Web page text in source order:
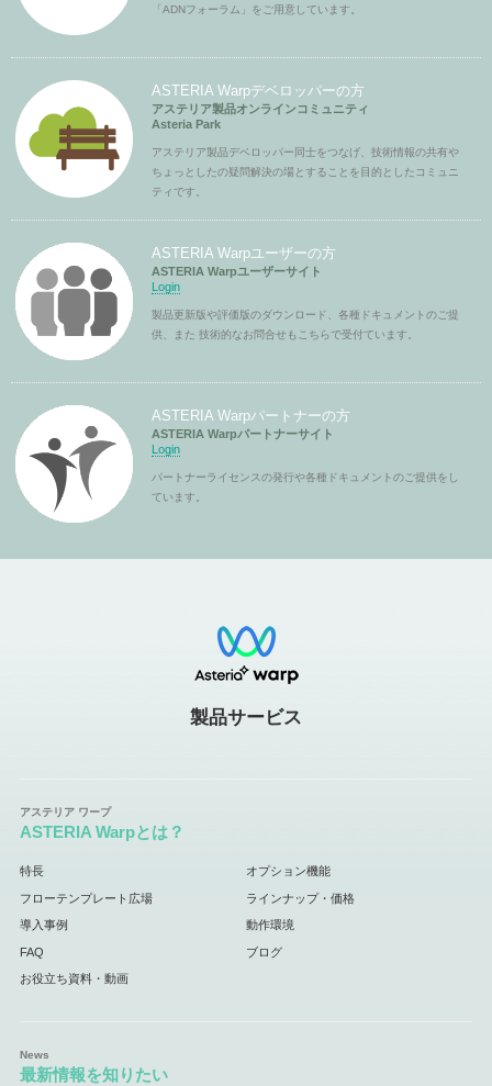
「ADNフォーラム」をご用意しています。
ASTERIA Warpデベロッパーの方
アステリア製品オンラインコミュニティ
Asteria Park
アステリア製品デベロッパー同士をつなげ、技術情報の共有や
ちょっとしたの疑問解決の場とすることを目的としたコミュニ
ティです。
ASTERIA Warpユーザーの方
ASTERIA Warpユーザーサイト
Login
製品更新版や評価版のダウンロード、各種ドキュメントのご提
供、また 技術的なお問合せもこちらで受付ています。
ASTERIA Warpパートナーの方
ASTERIA Warpパートナーサイト
Login
パートナーライセンスの発行や各種ドキュメントのご提供をし
ています。
製品サービス
ASTERIA Warpとは？
特長 オプション機能
フローテンプレート広場 ラインナップ・価格
導入事例 動作環境
FAQ ブログ
お役立ち資料・動画
最新情報を知りたい